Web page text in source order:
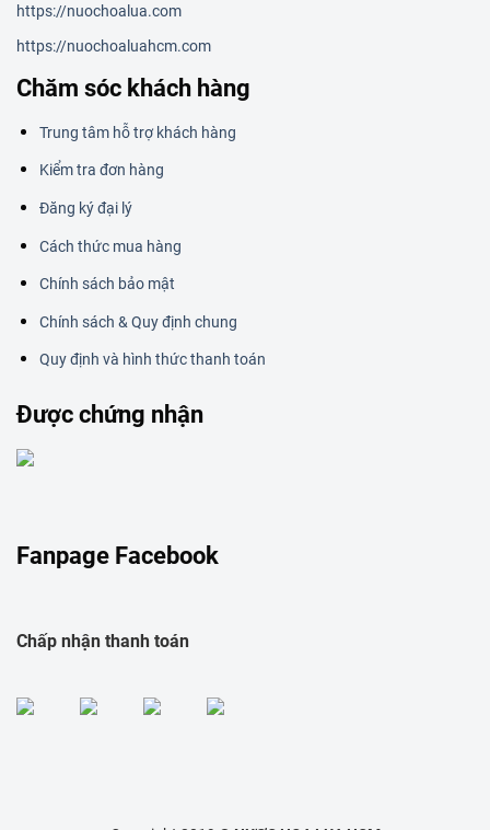
https://nuochoalua.com
https://nuochoaluahcm.com
Chăm sóc khách hàng
Trung tâm hỗ trợ khách hàng
Kiểm tra đơn hàng
Đăng ký đại lý
Cách thức mua hàng
Chính sách bảo mật
Chính sách & Quy định chung
Quy định và hình thức thanh toán
Được chứng nhận
Fanpage Facebook
Chấp nhận thanh toán